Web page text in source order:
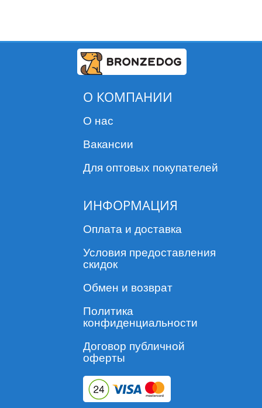
О КОМПАНИИ
О нас
Вакансии
Для оптовых покупателей
ИНФОРМАЦИЯ
Оплата и доставка
Условия предоставления
скидок
Обмен и возврат
Политика
конфиденциальности
Договор публичной
оферты